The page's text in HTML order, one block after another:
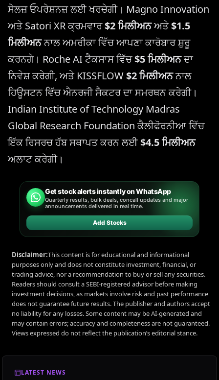
ਸੇਲਜ਼ ਓਪਰੇਸ਼ਨਜ਼ ਲਈ ਖਰਚੇਗੀ। Magno Innovation
ਅਤੇ Satori XR ਕ੍ਰਮਵਾਰ$2 ਮਿਲੀਅਨਅਤੇ$1.5
ਮਿਲੀਅਨਨਾਲ ਅਮਰੀਕਾ ਵਿੱਚ ਆਪਣਾ ਕਾਰੋਬਾਰ ਸ਼ੁਰੂ
ਕਰਨਗੇ। Roche AI ਟੈਕਸਾਸ ਵਿੱਚ$5 ਮਿਲੀਅਨਦਾ
ਨਿਵੇਸ਼ ਕਰੇਗੀ, ਅਤੇ KISSFLOW$2 ਮਿਲੀਅਨਨਾਲ
ਹਿਊਸਟਨ ਵਿੱਚ ਐਨਰਜੀ ਸੈਕਟਰ ਦਾ ਸਮਰਥਨ ਕਰੇਗੀ।
Indian Institute of Technology Madras
Global Research Foundation ਕੈਲੀਫੋਰਨੀਆ ਵਿੱਚ
ਇੱਕ ਰਿਸਰਚ ਹੱਬ ਸਥਾਪਤ ਕਰਨ ਲਈ$4.5 ਮਿਲੀਅਨ
ਅਲਾਟ ਕਰੇਗੀ।
Get stock alerts instantly on WhatsApp
Quarterly results, bulk deals, concall updates and major
announcements delivered in real time.
Add Stocks
Disclaimer:This content is for educational and informational
purposes only and does not constitute investment, financial, or
trading advice, nor a recommendation to buy or sell any securities.
Readers should consult a SEBI-registered advisor before making
investment decisions, as markets involve risk and past performance
does not guarantee future results. The publisher and authors accept
no liability for any losses. Some content may be AI-generated and
may contain errors; accuracy and completeness are not guaranteed.
Views expressed do not reflect the publication’s editorial stance.
LATEST NEWS